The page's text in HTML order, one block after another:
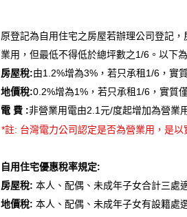
原登記為自用住宅之房屋若辦理公司登記
業用，但最低不得低於總坪數之1/6。以下
房屋稅:由1.2%增為3%，若只承租1/6，實
地價稅:0.2%增為1%，若只承租1/6，實質
電 費 :非營業用電由2.1元/度起增加為營業
*註: 台灣電力公司認定是否為營業用，是
自用住宅優惠稅率規定:
房屋稅: 本人、配偶、未成年子女合計三處
地價稅: 本人、配偶、未成年子女有設籍處